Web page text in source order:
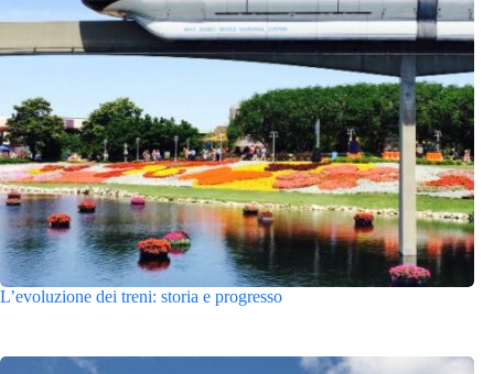
L’evoluzione dei treni: storia e progresso